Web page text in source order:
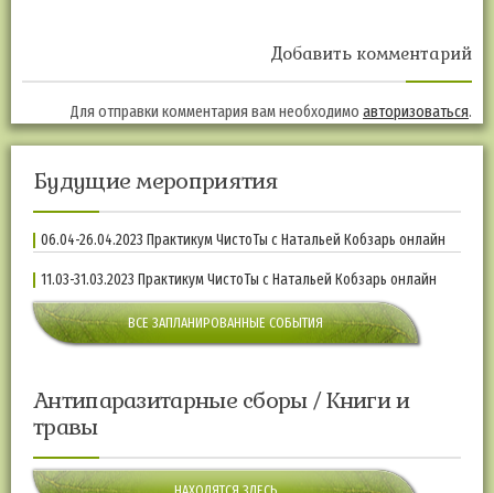
Добавить комментарий
Для отправки комментария вам необходимо авторизоваться.
Будущие мероприятия
06.04-26.04.2023 Практикум ЧистоТы с Натальей Кобзарь онлайн
11.03-31.03.2023 Практикум ЧистоТы с Натальей Кобзарь онлайн
ВСЕ ЗАПЛАНИРОВАННЫЕ СОБЫТИЯ
Антипаразитарные сборы / Книги и
травы